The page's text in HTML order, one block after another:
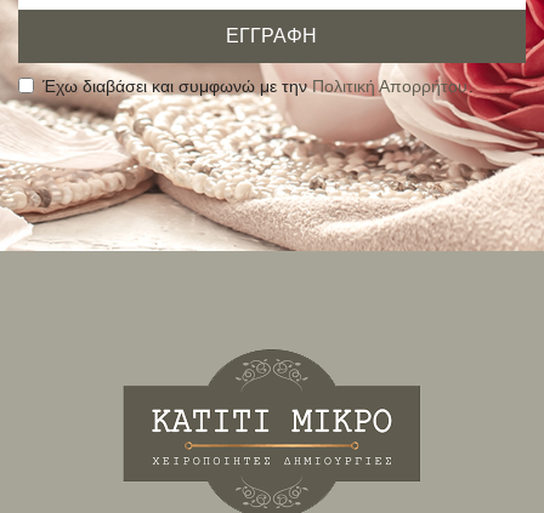
ΕΓΓΡΑΦΗ
Έχω διαβάσει και συμφωνώ με τηνΠολιτική Απορρήτου.
Alternative: